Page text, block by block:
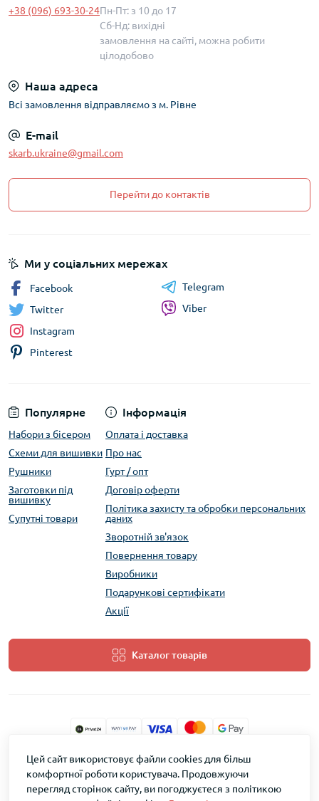
+38 (096) 693-30-24Пн-Пт: з 10 до 17
Сб-Нд: вихідні
замовлення на сайті, можна робити
цілодобово
Наша адреса
Всі замовлення відправляємо з м. Рівне
E-mail
skarb.ukraine@gmail.com
Перейти до контактів
Популярне
Набори з бісером
Схеми для вишивки
Рушники
Заготовки під
вишивку
Супутні товари
Інформація
Оплата і доставка
Про нас
Гурт / опт
Договір оферти
Політика захисту та обробки персональних
даних
Зворотній зв'язок
Повернення товару
Виробники
Подарункові сертифікати
Акції
Каталог товарів
Ми у соціальних мережах
Facebook
Twitter
Instagram
Pinterest
Telegram
Viber
ТМ Скарб © 2026
Цей сайт використовує файли cookies для більш
комфортної роботи користувача. Продовжуючи
перегляд сторінок сайту, ви погоджуєтеся з політикою